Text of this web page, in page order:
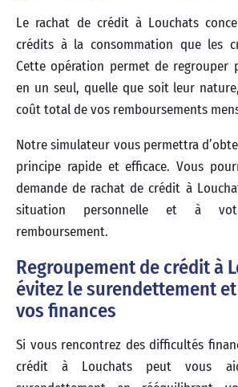
Le rachat de crédit à Louchats
crédits à la consommation que les
Cette opération permet de regrouper
en un seul, quelle que soit leur
coût total de vos remboursements
Notre simulateur vous permettra
principe rapide et efficace. Vous
demande de rachat de crédit à
situation personnelle et à
remboursement.
Regroupement de crédit à
évitez le surendettement
vos finances
Si vous rencontrez des difficultés
crédit à Louchats peut vous